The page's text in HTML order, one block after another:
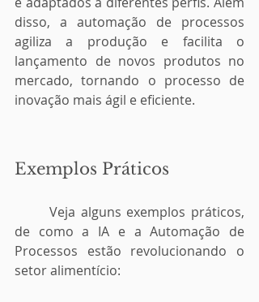
disso, a automação de processos
agiliza a produção e facilita o
lançamento de novos produtos no
mercado, tornando o processo de
inovação mais ágil e eficiente.
Exemplos Práticos
de como a IA e a Automação de
Processos estão revolucionando o
setor alimentício: